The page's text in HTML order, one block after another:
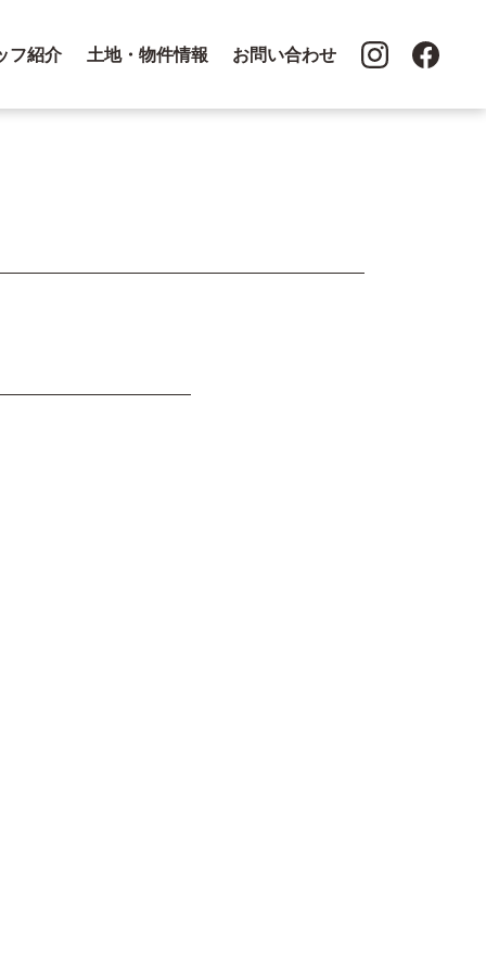
フ紹介 土地・物件情報 お問い合わせ